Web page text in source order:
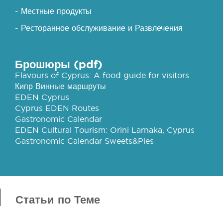
- Местные продукты
- Ресторанное обслуживание и Развлечения
Брошюры (pdf)
Flavours of Cyprus: A food guide for visitors
Кипр Винные маршруты
EDEN Cyprus
Cyprus EDEN Routes
Gastronomic Calendar
EDEN Cultural Tourism: Orini Larnaka, Cyprus
Gastronomic Calendar Sweets&Pies
Статьи по Теме